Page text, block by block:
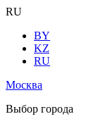
RU
BY
KZ
RU
Москва
Выбор города